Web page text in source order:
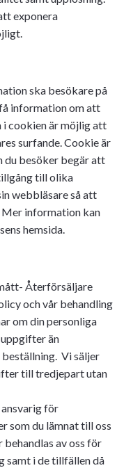
exponera
ska besökare på
information om att
i cookien är möjlig att
surfande. Cookie är
du besöker begär att
till olika
webbläsare så att
information kan
hemsida.
Återförsäljare
och vår behandling
om din personliga
än
Vi säljer
till tredjepart utan
för
som du lämnat till oss
av oss för
samt i de tillfällen då